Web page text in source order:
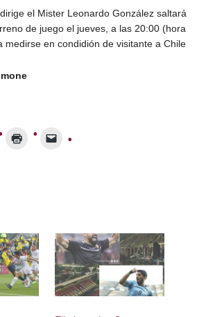
el Mister Leonardo González saltará
de juego el jueves, a las 20:00 (hora
medirse en condidión de visitante a Chile